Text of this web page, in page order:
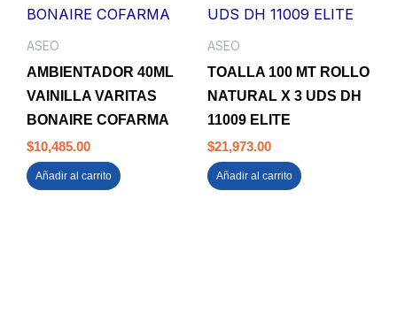
ASEO
AMBIENTADOR 40ML
VAINILLA VARITAS
BONAIRE COFARMA
$10,485.00
Añadir al carrito
ASEO
TOALLA 100 MT ROLLO
NATURAL X 3 UDS DH
11009 ELITE
$21,973.00
Añadir al carrito